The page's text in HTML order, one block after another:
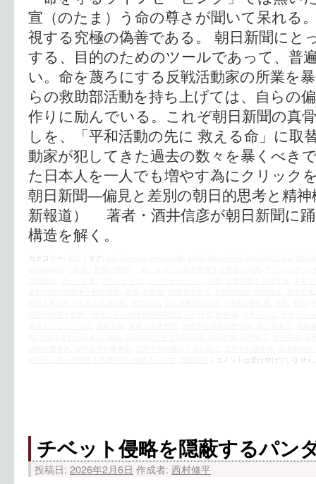
宣（のたま）う命の尊さが聞いて呆れる
視する究極の偽善である。 朝日新聞にと
する、目的のためのツールであって、普
い。命を蔑ろにする反戦活動家の所業を
らの救助部活動を持ち上げては、自らの
作りに励んでいる。これぞ朝日新聞の真
しを、「平和活動の先に 救える命」に取
動家が犯してきた過去の数々を暴くべき
た日本人を一人でも増やす為にクリック
朝日新聞―偏見と差別の朝日的思考と精
新報道） 著者・酒井信彦が朝日新聞に
構造を解く。
カテゴリー: タグ: , , , ,
, , , ,
, , , , , ,
, , , , , ,
, , , , , ,
, , ,
, , , , ,
, , , , , , ,
, , , ,
, コメントは受け付けていません
チベット侵略を隠蔽するパン
投稿日: 2026年2月6日 作成者: 西村修平